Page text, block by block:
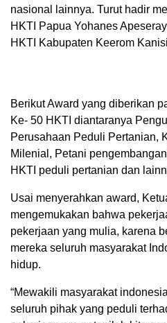
nasional lainnya. Turut hadir
HKTI Papua Yohanes
HKTI Kabupaten Keerom
Berikut Award yang diberikan
Ke- 50 HKTI diantaranya
Perusahaan Peduli Pertanian,
Milenial, Petani
HKTI peduli pertanian dan
Usai menyerahkan award,
mengemukakan bahwa
pekerjaan yang mulia, karena
mereka seluruh masyarakat
hidup.
“Mewakili masyarakat
seluruh pihak yang peduli